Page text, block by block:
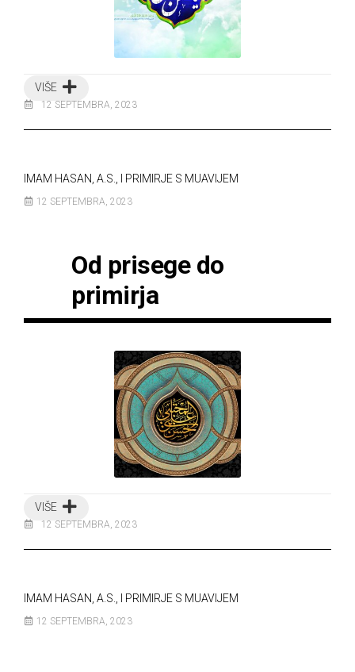
VIŠE
12 SEPTEMBRA, 2023
IMAM HASAN, A.S., I PRIMIRJE S MUAVIJEM
12 SEPTEMBRA, 2023
Od prisege do
primirja
VIŠE
12 SEPTEMBRA, 2023
IMAM HASAN, A.S., I PRIMIRJE S MUAVIJEM
12 SEPTEMBRA, 2023